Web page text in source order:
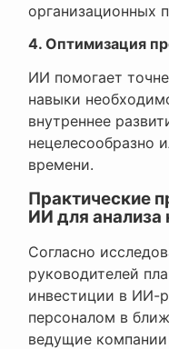
организационных
4. Оптимизация
ИИ помогает
навыки
внутреннее
нецелесообразно
времени.
Практические
ИИ для анализа
Согласно
руководителей
инвестиции в ИИ-
персоналом в
ведущие